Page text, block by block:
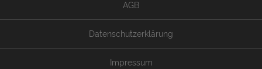
AGB
Datenschutzerklärung
Impressum